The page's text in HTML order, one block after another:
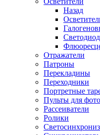
Назад
Отражатели
Патроны
Перекладины
Переходники
Портретные
Пульты для
Рассеиватели
Ролики